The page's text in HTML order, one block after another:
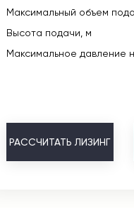
Максимальный объем
Высота подачи, м
Максимальное давление
РАССЧИТАТЬ ЛИЗИНГ